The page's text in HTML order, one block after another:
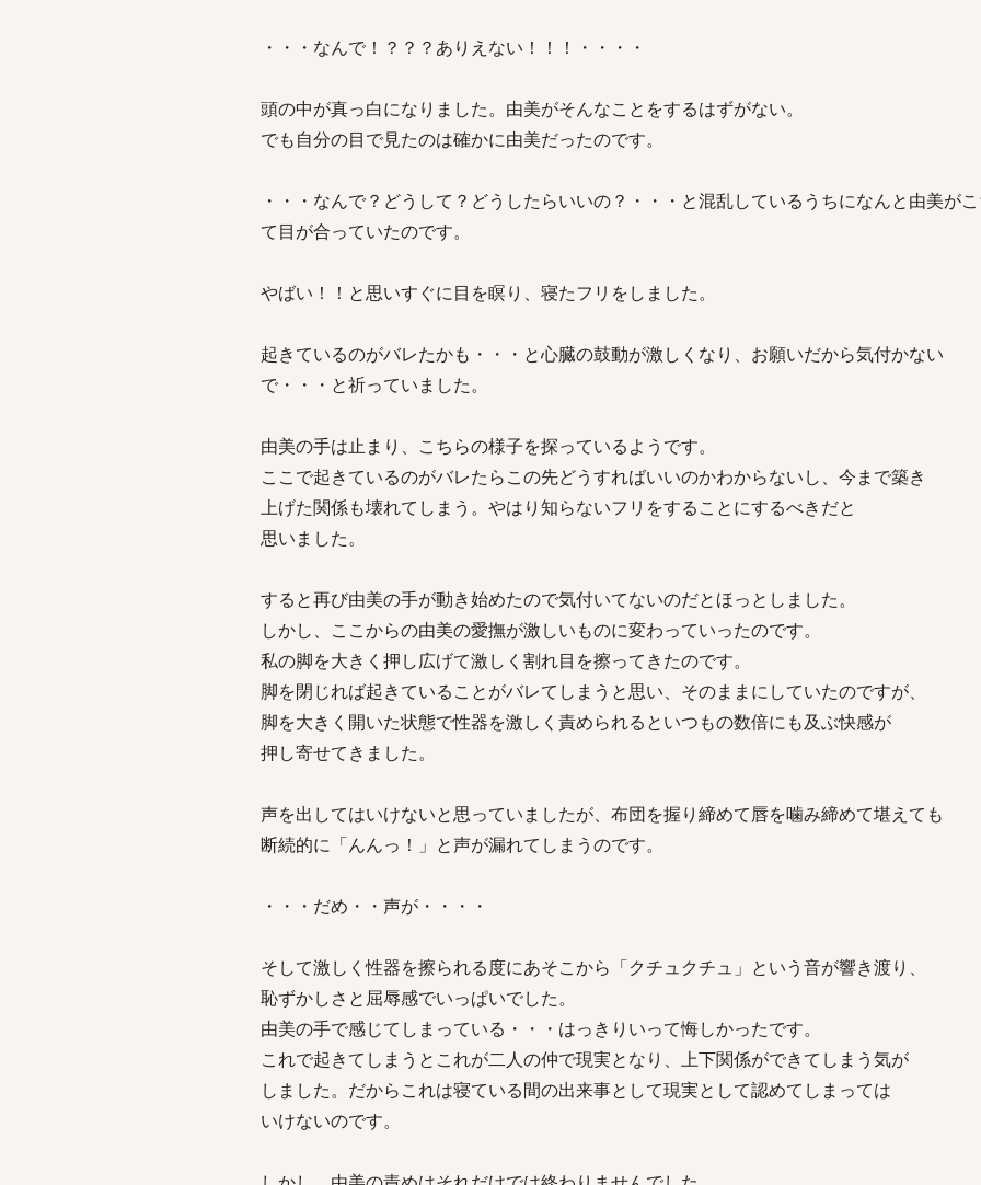
・・・なんで！？？？ありえない！！！・・・・
頭の中が真っ白になりました。由美がそんなことをするはずがない。
でも自分の目で見たのは確かに由美だったのです。
・・・なんで？どうして？どうしたらいいの？・・・と混乱しているうちになんと由美が
て目が合っていたのです。
やばい！！と思いすぐに目を瞑り、寝たフリをしました。
起きているのがバレたかも・・・と心臓の鼓動が激しくなり、お願いだから気付かない
で・・・と祈っていました。
由美の手は止まり、こちらの様子を探っているようです。
ここで起きているのがバレたらこの先どうすればいいのかわからないし、今まで築き
上げた関係も壊れてしまう。やはり知らないフリをすることにするべきだと
思いました。
すると再び由美の手が動き始めたので気付いてないのだとほっとしました。
しかし、ここからの由美の愛撫が激しいものに変わっていったのです。
私の脚を大きく押し広げて激しく割れ目を擦ってきたのです。
脚を閉じれば起きていることがバレてしまうと思い、そのままにしていたのですが、
脚を大きく開いた状態で性器を激しく責められるといつもの数倍にも及ぶ快感が
押し寄せてきました。
声を出してはいけないと思っていましたが、布団を握り締めて唇を噛み締めて堪えても
断続的に「んんっ！」と声が漏れてしまうのです。
・・・だめ・・声が・・・・
そして激しく性器を擦られる度にあそこから「クチュクチュ」という音が響き渡り、
恥ずかしさと屈辱感でいっぱいでした。
由美の手で感じてしまっている・・・はっきりいって悔しかったです。
これで起きてしまうとこれが二人の仲で現実となり、上下関係ができてしまう気が
しました。だからこれは寝ている間の出来事として現実として認めてしまっては
いけないのです。